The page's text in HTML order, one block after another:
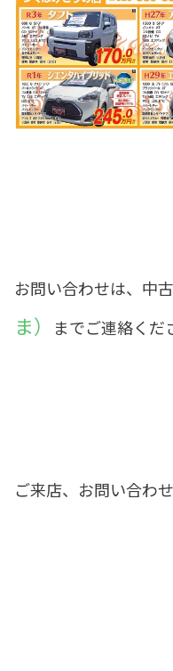
お問い合わせは、中
ま）
までご連絡くだ
ご来店、お問い合わ